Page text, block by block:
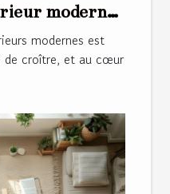
moderne
modernes est
de croître, et au cœur